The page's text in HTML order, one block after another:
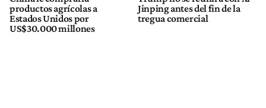
productos agrícolas a
Estados Unidos por
US$30.000 millones
Jinping antes del fin de la
tregua comercial